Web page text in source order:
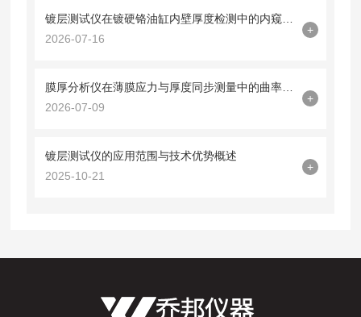
2026-07-16
+
2026-07-09
+
镀层测试仪的应用范围与技术优势概述
2025-10-21
+